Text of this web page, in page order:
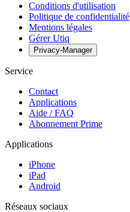
Conditions d'utilisation
Politique de confidentialité
Mentions légales
Gérer Utiq
Privacy-Manager
Service
Contact
Applications
Aide / FAQ
Abonnement Prime
Applications
iPhone
iPad
Android
Réseaux sociaux